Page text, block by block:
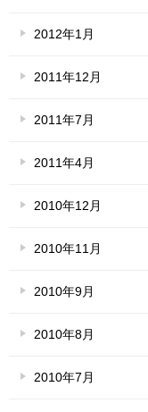
2012年1月
2011年12月
2011年7月
2011年4月
2010年12月
2010年11月
2010年9月
2010年8月
2010年7月